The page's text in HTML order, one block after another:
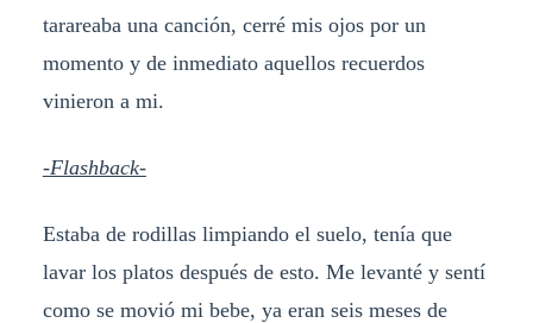
tarareaba una canción, cerré mis ojos por un
momento y de inmediato aquellos recuerdos
vinieron a mi.
-Flashback-
Estaba de rodillas limpiando el suelo, tenía que
lavar los platos después de esto. Me levanté y sentí
como se movió mi bebe, ya eran seis meses de